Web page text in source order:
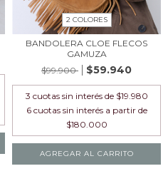
2 COLORES
BANDOLERA CLOE FLECOS
GAMUZA
$99.900
$59.940
3 cuotas sin interés de $19.980
AGREGAR AL CARRITO